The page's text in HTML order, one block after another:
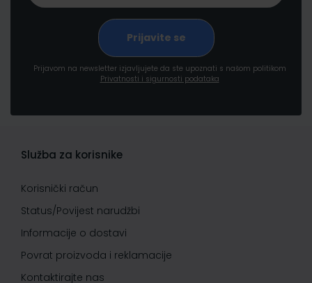
Prijavom na newsletter izjavljujete da ste upoznati s našom politikom
Privatnosti i sigurnosti podataka
Služba za korisnike
Korisnički račun
Status/Povijest narudžbi
Informacije o dostavi
Povrat proizvoda i reklamacije
Kontaktirajte nas